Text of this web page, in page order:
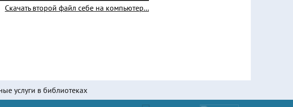
Скачать второй файл себе на компьютер...
услуги в библиотеках